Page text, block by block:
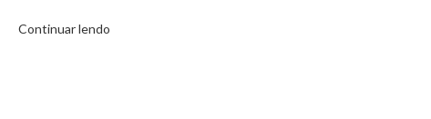
Continuar lendo